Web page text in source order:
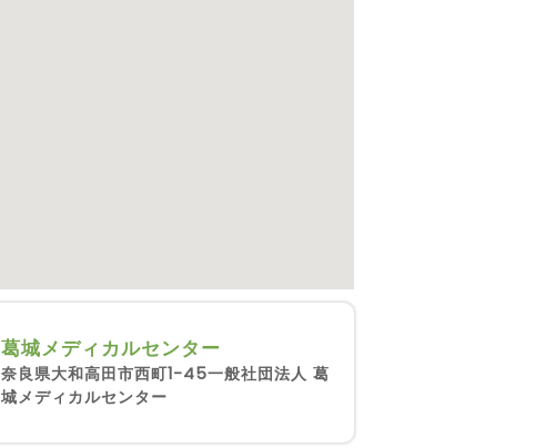
葛城メディカルセンター
奈良県大和高田市西町1-45一般社団法人 葛
城メディカルセンター